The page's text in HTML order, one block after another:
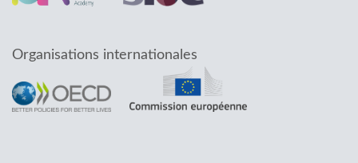
Organisations internationales